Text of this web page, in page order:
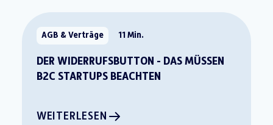
AGB & Verträge 11 Min.
DER WIDERRUFSBUTTON - DAS MÜSSEN
B2C STARTUPS BEACHTEN
WEITERLESEN